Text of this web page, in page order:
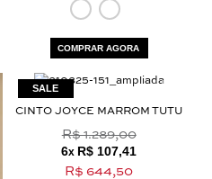
COMPRAR AGORA
CINTO JOYCE MARROM TUTU
R$ 1.289,00
6x R$ 107,41
R$ 644,50